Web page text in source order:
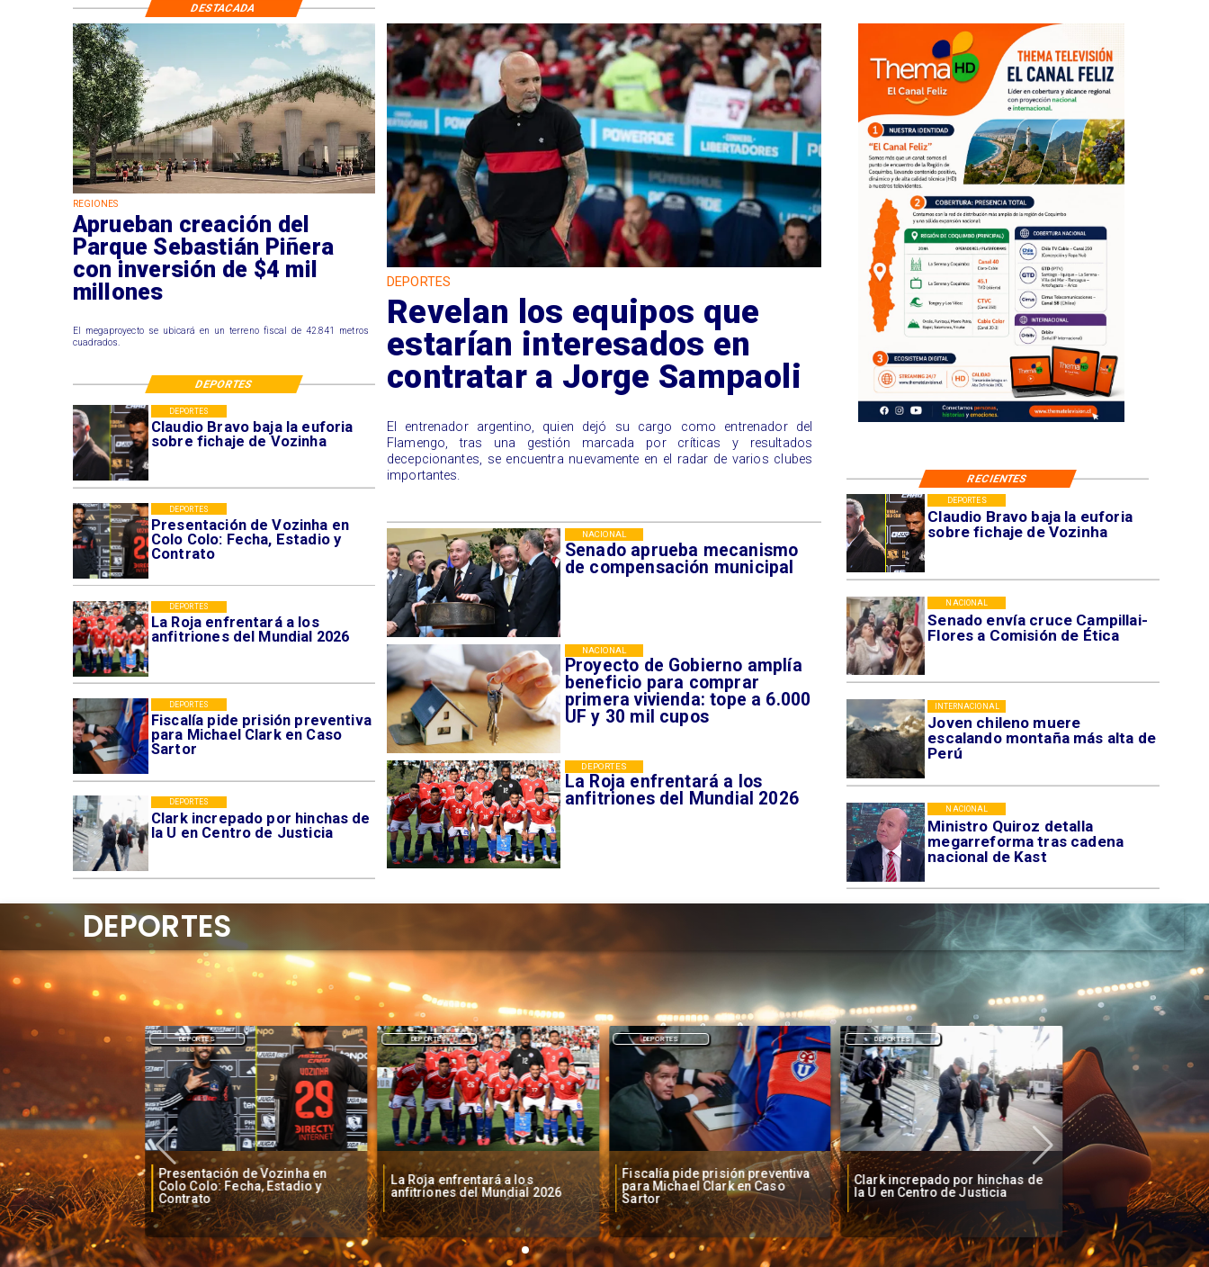
Claudio Bravo baja la euforia
sobre fichaje de Vozinha
DEPORTES
Senado envía cruce Campillai-
Flores a Comisión de Ética
NACIONAL
Joven chileno muere
escalando montaña más alta de
Perú
INTERNACIONAL
Ministro Quiroz detalla
megarreforma tras cadena
nacional de Kast
NACIONAL
Claudio Bravo baja la euforia
sobre fichaje de Vozinha
DEPORTES
Presentación de Vozinha en
Colo Colo: Fecha, Estadio y
Contrato
DEPORTES
La Roja enfrentará a los
anfitriones del Mundial 2026
DEPORTES
Fiscalía pide prisión preventiva
para Michael Clark en Caso
Sartor
DEPORTES
Clark increpado por hinchas de
la U en Centro de Justicia
DEPORTES
Senado aprueba mecanismo
de compensación municipal
NACIONAL
Proyecto de Gobierno amplía
beneficio para comprar
primera vivienda: tope a 6.000
UF y 30 mil cupos
NACIONAL
La Roja enfrentará a los
anfitriones del Mundial 2026
DEPORTES
REGIONES
Aprueban creación del
Parque Sebastián Piñera
con inversión de $4 mil
millones
El megaproyecto se ubicará en un terreno fiscal de 42.841 metros
cuadrados.
DEPORTES
Revelan los equipos que
estarían interesados en
contratar a Jorge Sampaoli
El entrenador argentino, quien dejó su cargo como entrenador del
Flamengo, tras una gestión marcada por críticas y resultados
decepcionantes, se encuentra nuevamente en el radar de varios clubes
importantes.
RECIENTES
DESTACADA
DEPORTES
baja la euforia
de Vozinha
Presentación de Vozinha en
Colo Colo: Fecha, Estadio y
Contrato
DEPORTES
La Roja enfrentará a los
anfitriones del Mundial 2026
DEPORTES
Fiscalía pide prisión preventiva
para Michael Clark en Caso
Sartor
DEPORTES
Clark increpado por hinchas de
la U en Centro de Justicia
DEPORTES
Vozinha firma
Colo Colo como
DEPORTES